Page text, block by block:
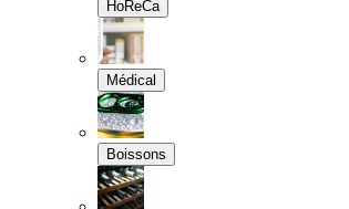
HoReCa
Médical
Boissons